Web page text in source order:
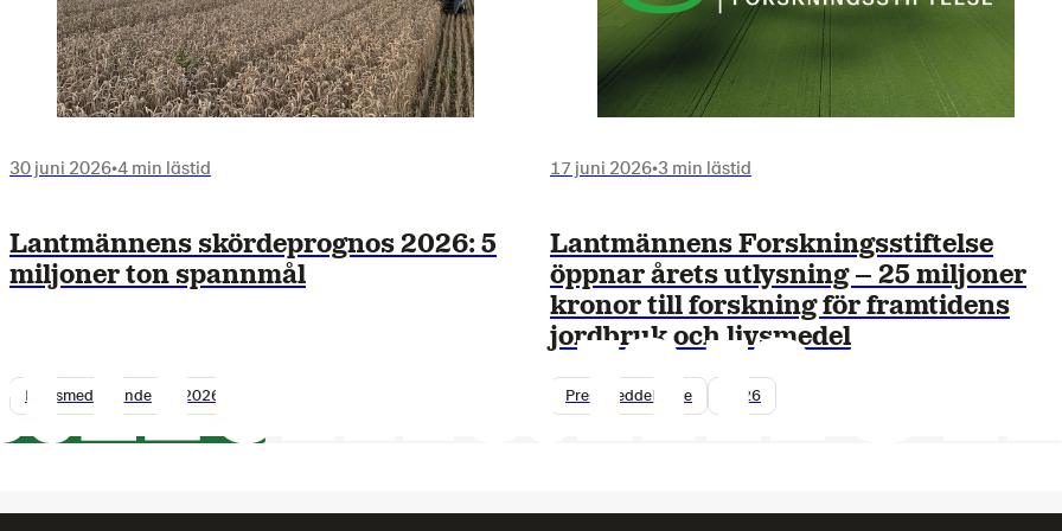
30 juni 2026•4 min lästid
Lantmännens skördeprognos 2026: 5
miljoner ton spannmål
Pressmeddelande 2026
17 juni 2026•3 min lästid
Lantmännens Forskningsstiftelse
öppnar årets utlysning – 25 miljoner
kronor till forskning för framtidens
jordbruk och livsmedel
Pressmeddelande 2026